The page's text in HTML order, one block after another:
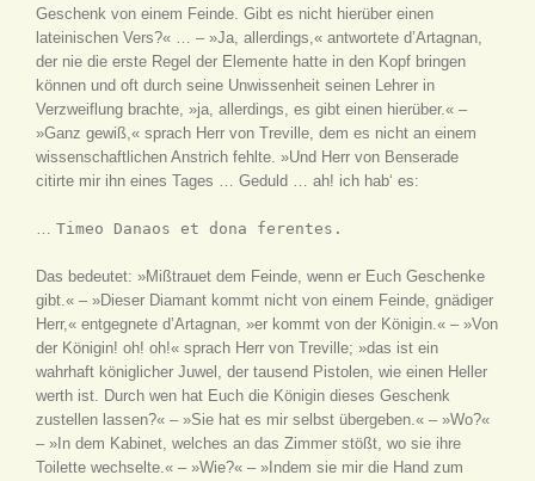
Geschenk von einem Feinde. Gibt es nicht hierüber einen
lateinischen Vers?« … – »Ja, allerdings,« antwortete d’Artagnan,
der nie die erste Regel der Elemente hatte in den Kopf bringen
können und oft durch seine Unwissenheit seinen Lehrer in
Verzweiflung brachte, »ja, allerdings, es gibt einen hierüber.« –
»Ganz gewiß,« sprach Herr von Treville, dem es nicht an einem
wissenschaftlichen Anstrich fehlte. »Und Herr von Benserade
citirte mir ihn eines Tages … Geduld … ah! ich hab‘ es:
… Timeo Danaos et dona ferentes.
Das bedeutet: »Mißtrauet dem Feinde, wenn er Euch Geschenke
gibt.« – »Dieser Diamant kommt nicht von einem Feinde, gnädiger
Herr,« entgegnete d’Artagnan, »er kommt von der Königin.« – »Von
der Königin! oh! oh!« sprach Herr von Treville; »das ist ein
wahrhaft königlicher Juwel, der tausend Pistolen, wie einen Heller
werth ist. Durch wen hat Euch die Königin dieses Geschenk
zustellen lassen?« – »Sie hat es mir selbst übergeben.« – »Wo?«
– »In dem Kabinet, welches an das Zimmer stößt, wo sie ihre
Toilette wechselte.« – »Wie?« – »Indem sie mir die Hand zum